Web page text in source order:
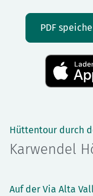
PDF
Hüttentour durch
Karwendel
Auf der Via Alta